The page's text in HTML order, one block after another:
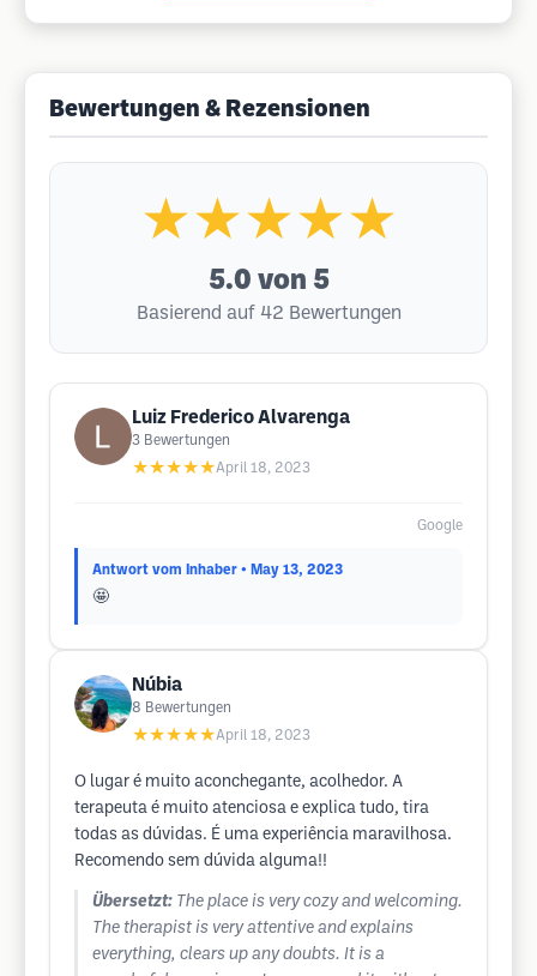
Bewertungen & Rezensionen
★★★★★
5.0 von 5
Basierend auf 42 Bewertungen
Luiz Frederico Alvarenga
3 Bewertungen
★★★★★April 18, 2023
Google
Antwort vom Inhaber • May 13, 2023
🤩
Núbia
8 Bewertungen
★★★★★April 18, 2023
O lugar é muito aconchegante, acolhedor. A
terapeuta é muito atenciosa e explica tudo, tira
todas as dúvidas. É uma experiência maravilhosa.
Recomendo sem dúvida alguma!!
Übersetzt: The place is very cozy and welcoming.
The therapist is very attentive and explains
everything, clears up any doubts. It is a